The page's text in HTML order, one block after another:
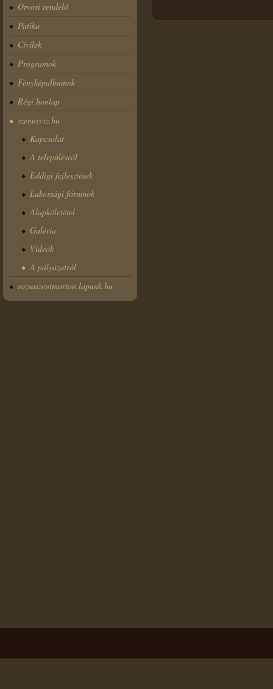
Orvosi rendelő
Patika
Civilek
Programok
Fényképalbumok
Régi honlap
szennyvíz.hu
Kapcsolat
A településről
Eddigi fejlesztések
Lakossági fórumok
Alapkőletétel
Galéria
Videók
A pályázatról
rozsaszentmarton.lapunk.hu